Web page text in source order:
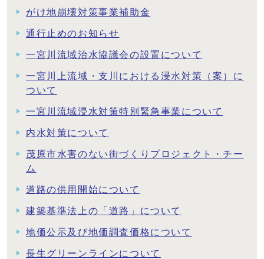
がけ地崩壊対策事業補助金
通行止めのお知らせ
一宮川流域治水協議会の設置について
一宮川上流域・支川における浸水対策（案）に
ついて
一宮川流域浸水対策特別緊急事業について
内水対策について
茂原市水害のない街づくりプロジェクト・チー
ム
道路の供用開始について
建築基準法上の「道路」について
地価公示及び地価調査価格について
長生グリーンラインについて